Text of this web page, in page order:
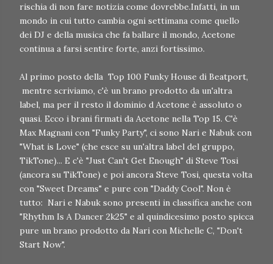
rischia di non fare notizia come dovrebbe.Infatti, in un
mondo in cui tutto cambia ogni settimana come quello
dei DJ e della musica che fa ballare il mondo, Acetone
continua a farsi sentire forte, anzi fortissimo.
Al primo posto della Top 100 Funky House di Beatport,
mentre scriviamo, c'è un brano prodotto da un'altra
label, ma per il resto il dominio d Acetone è assoluto o
quasi. Ecco i brani firmati da Acetone nella Top 15. C'è
Max Magnani con "Funky Party", ci sono Nari e Nabuk con
"What is Love" (che esce su un'altra label del gruppo,
TikTone)... E c'è "Just Can't Get Enough" di Steve Tosi
(ancora su TikTone) e poi ancora Steve Tosi, questa volta
con "Sweet Dreams" e pure con "Daddy Cool". Non è
tutto: Nari e Nabuk sono presenti in classifica anche con
"Rhythm Is A Dancer 2k25" e al quindicesimo posto spicca
pure un brano prodotto da Nari con Michelle C, "Don't
Start Now".